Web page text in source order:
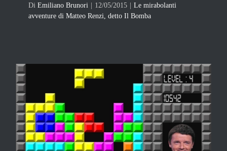
Di Emiliano Brunori 12/05/2015
Le mirabolanti
avventure di Matteo Renzi, detto Il Bomba